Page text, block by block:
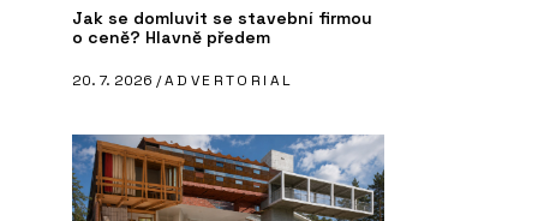
Jak se domluvit se stavební firmou
o ceně? Hlavně předem
20. 7. 2026 /ADVERTORIAL